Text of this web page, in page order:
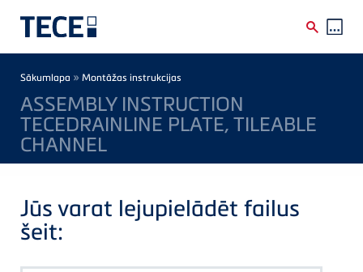
Breadcrumb
Sākumlapa » Montāžas instrukcijas
ASSEMBLY INSTRUCTION
TECEDRAINLINE PLATE, TILEABLE
CHANNEL
Jūs varat lejupielādēt failus
šeit: